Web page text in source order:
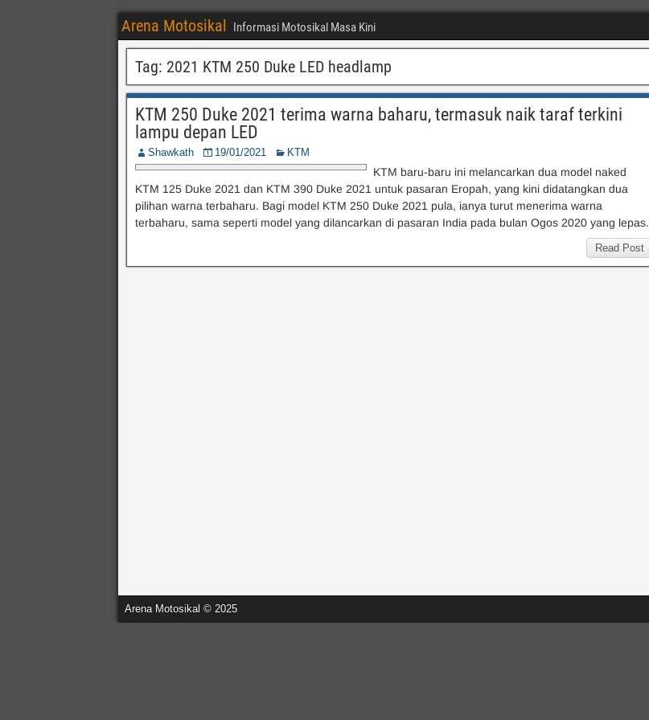
Arena Motosikal Informasi Motosikal Masa Kini
Tag: 2021 KTM 250 Duke LED headlamp
KTM 250 Duke 2021 terima warna baharu, termasuk naik taraf terkini
lampu depan LED
Shawkath 19/01/2021 KTM
KTM baru-baru ini melancarkan dua model naked
KTM 125 Duke 2021 dan KTM 390 Duke 2021 untuk pasaran Eropah, yang kini didatangkan dua
pilihan warna terbaharu. Bagi model KTM 250 Duke 2021 pula, ianya turut menerima warna
terbaharu, sama seperti model yang dilancarkan di pasaran India pada bulan Ogos 2020 yang lepas.
Read Post
Arena Motosikal © 2025